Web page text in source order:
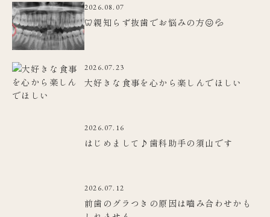
2026.08.07
🦷親知らず抜歯でお悩みの方😖💦
2026.07.23
大好きな食事を心から楽しんでほしい
2026.07.16
はじめまして♪歯科助手の須山です
2026.07.12
前歯のグラつきの原因は嚙み合わせかも